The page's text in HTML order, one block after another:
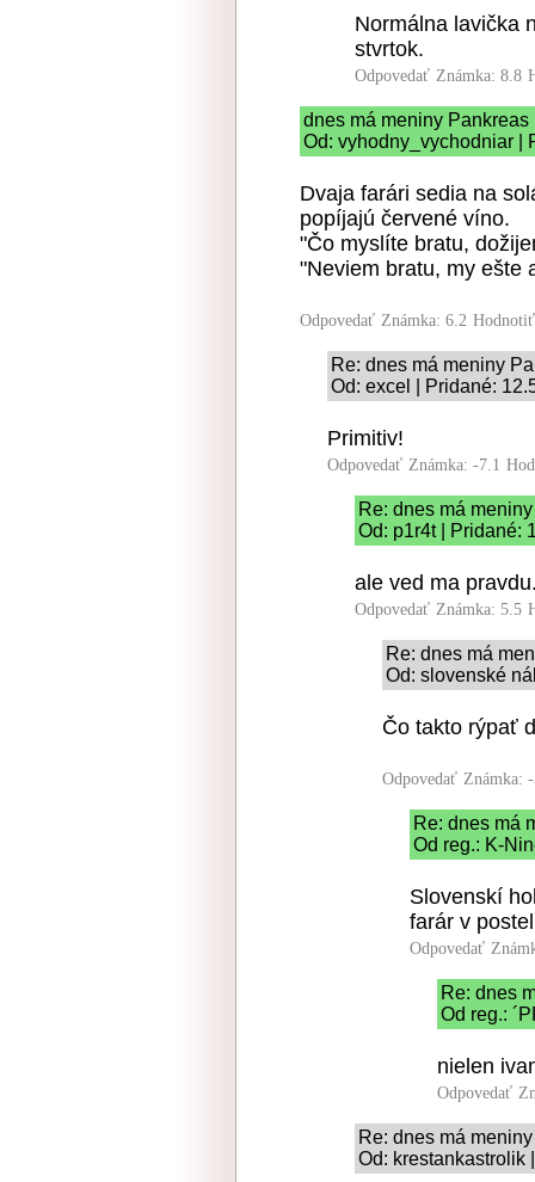
Normálna lavička
stvrtok.
Odpovedať Známka: 8.8
dnes má meniny Pankreas
Od: vyhodny_vychodniar |
Dvaja farári sedia na
popíjajú červené víno.
"Čo myslíte bratu,
"Neviem bratu, my ešte
Odpovedať Známka: 6.2
Re: dnes má meniny
Od: excel | Pridané:
Primitiv!
Odpovedať Známka: -7.1
Re: dnes má
Od: p1r4t | Pridané:
ale ved ma
Odpovedať Známka: 5.5
Re: dnes má
Od: slovenské
Čo takto rýpať
Odpovedať Známka:
Re: dnes má
Od reg.: K-
Slovenskí
farár v
Odpovedať
Re: dnes
Od reg.:
nielen
Odpovedať
Re: dnes má
Od: krestankastrolik